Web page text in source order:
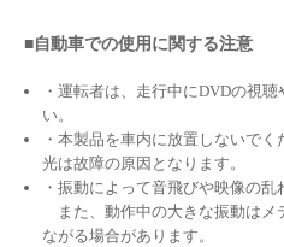
■自動車での使用に関する注意
・運転者は、走行中にDVDの視
い。
・本製品を車内に放置しないで
光は故障の原因となります。
・振動によって音飛びや映像の乱
また、動作中の大きな振動はメ
ながる場合があります。